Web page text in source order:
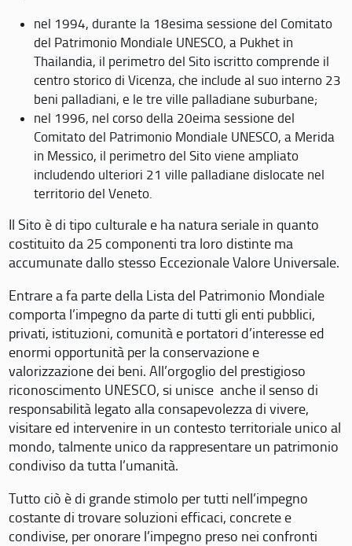
nel 1994, durante la 18esima sessione del Comitato
del Patrimonio Mondiale UNESCO, a Pukhet in
Thailandia, il perimetro del Sito iscritto comprende il
centro storico di Vicenza, che include al suo interno 23
beni palladiani, e le tre ville palladiane suburbane;
nel 1996, nel corso della 20eima sessione del
Comitato del Patrimonio Mondiale UNESCO, a Merida
in Messico, il perimetro del Sito viene ampliato
includendo ulteriori 21 ville palladiane dislocate nel
territorio del Veneto.
Il Sito è di tipo culturale e ha natura seriale in quanto
costituito da 25 componenti tra loro distinte ma
accumunate dallo stesso Eccezionale Valore Universale.
Entrare a fa parte della Lista del Patrimonio Mondiale
comporta l’impegno da parte di tutti gli enti pubblici,
privati, istituzioni, comunità e portatori d’interesse ed
enormi opportunità per la conservazione e
valorizzazione dei beni. All’orgoglio del prestigioso
riconoscimento UNESCO, si unisce anche il senso di
responsabilità legato alla consapevolezza di vivere,
visitare ed intervenire in un contesto territoriale unico al
mondo, talmente unico da rappresentare un patrimonio
condiviso da tutta l’umanità.
Tutto ciò è di grande stimolo per tutti nell’impegno
costante di trovare soluzioni efficaci, concrete e
condivise, per onorare l’impegno preso nei confronti